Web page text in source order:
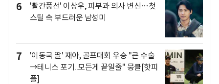
6
'빨간풍선' 이상우, 피부과 의사 변신…첫
스틸 속 부드러운 남성미
7
'이동국 딸' 재아, 골프대회 우승 "큰 수술
→테니스 포기..모든게 끝일줄" 뭉클[핫피
플]